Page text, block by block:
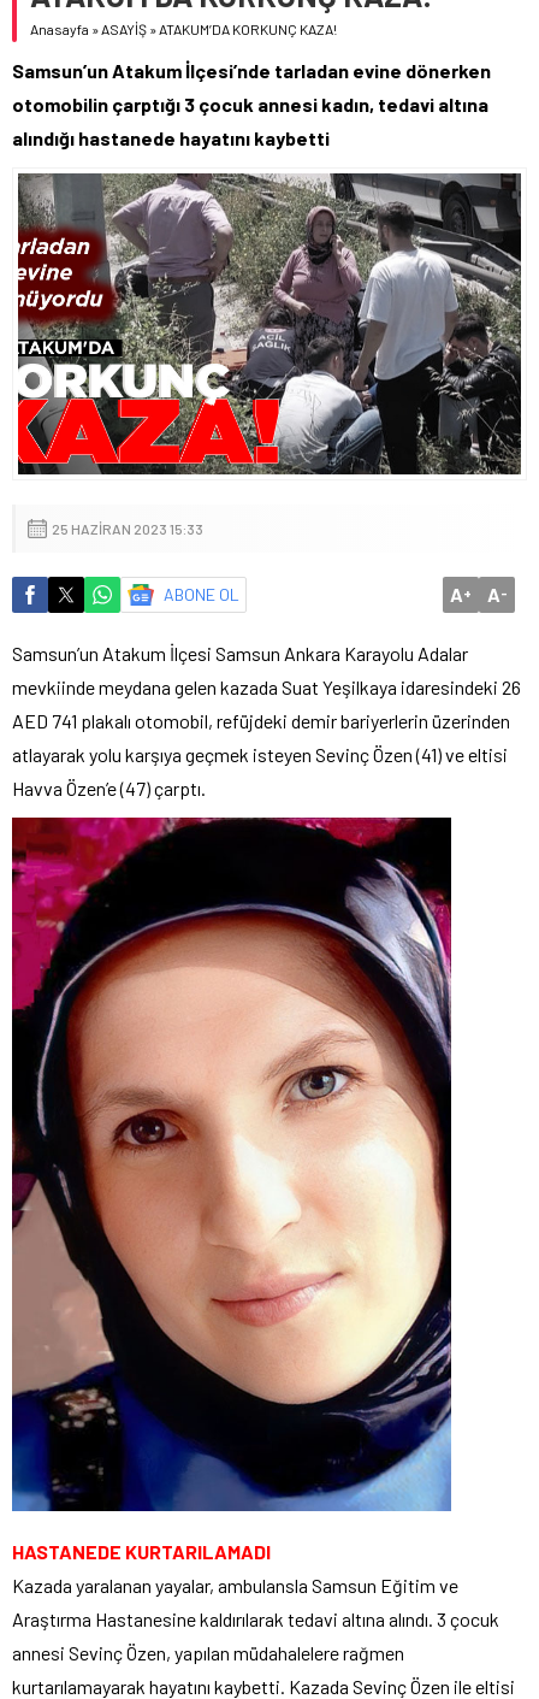
Anasayfa » ASAYİŞ » ATAKUM’DA KORKUNÇ KAZA!
Samsun’un Atakum İlçesi’nde tarladan evine dönerken
otomobilin çarptığı 3 çocuk annesi kadın, tedavi altına
alındığı hastanede hayatını kaybetti
25 HAZIRAN 2023 15:33
ABONE OL A+ A-
Samsun’un Atakum İlçesi Samsun Ankara Karayolu Adalar
mevkiinde meydana gelen kazada Suat Yeşilkaya idaresindeki 26
AED 741 plakalı otomobil, refüjdeki demir bariyerlerin üzerinden
atlayarak yolu karşıya geçmek isteyen Sevinç Özen (41) ve eltisi
Havva Özen’e (47) çarptı.
HASTANEDE KURTARILAMADI
Kazada yaralanan yayalar, ambulansla Samsun Eğitim ve
Araştırma Hastanesine kaldırılarak tedavi altına alındı. 3 çocuk
annesi Sevinç Özen, yapılan müdahalelere rağmen
kurtarılamayarak hayatını kaybetti. Kazada Sevinç Özen ile eltisi